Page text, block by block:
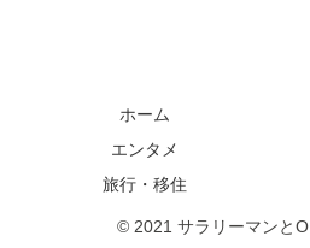
ホーム
エンタメ
旅行・移住
© 2021 サラリーマンと